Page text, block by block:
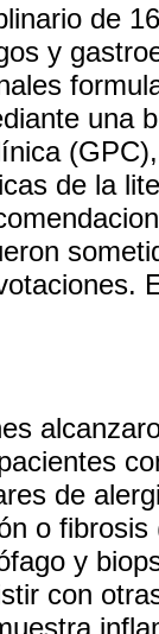
de
y
una
de la
de
o
y
con